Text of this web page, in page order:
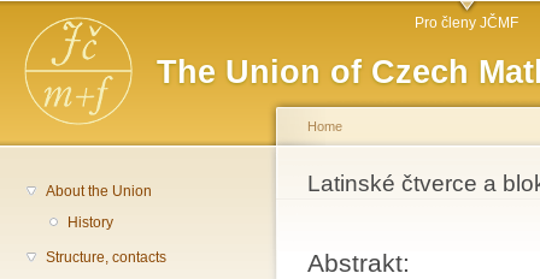
The Union of Czech
Main menu Pro členy JČMF
About the Union
History
Structure, contacts
You are here
Home
Latinské čtverce a
Abstrakt: